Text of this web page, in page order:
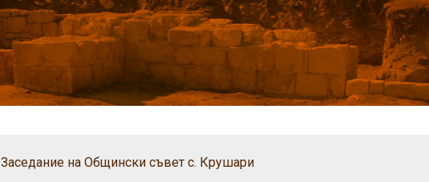
Заседание на Общински съвет с. Крушари